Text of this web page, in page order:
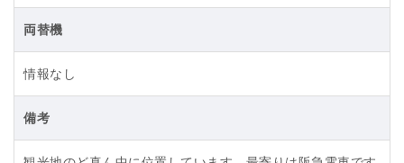
両替機
情報なし
備考